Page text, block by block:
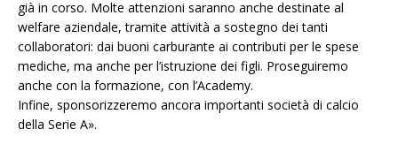
già in corso. Molte attenzioni saranno anche destinate al
welfare aziendale, tramite attività a sostegno dei tanti
collaboratori: dai buoni carburante ai contributi per le spese
mediche, ma anche per l’istruzione dei figli. Proseguiremo
anche con la formazione, con l’Academy.
Infine, sponsorizzeremo ancora importanti società di calcio
della Serie A».